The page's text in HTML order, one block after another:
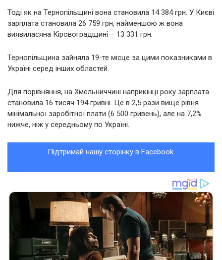
Тоді як на Тернопільщині вона становила 14 384 грн. У Києві
зарплата становила 26 759 грн, найменшою ж вона
виявиласяна Кіровоградщині – 13 331 грн.
Тернопільщина зайняла 19-те місце за цими показниками в
Україні серед інших областей.
Для порівняння, на Хмельниччині наприкінці року зарплата
становила 16 тисяч 194 гривні. Це в 2,5 рази вище рівня
мінімальної заробітної плати (6 500 гривень), але на 7,2%
нижче, ніж у середньому по Україні.
Підтримай нашу сторінку в Facebook.